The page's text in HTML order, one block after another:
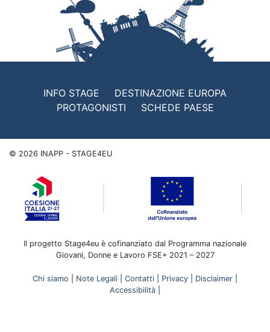
INFO STAGE
DESTINAZIONE EUROPA
PROTAGONISTI
SCHEDE PAESE
© 2026 INAPP - STAGE4EU
Il progetto Stage4eu è cofinanziato dal Programma nazionale
Giovani, Donne e Lavoro FSE+ 2021 – 2027
Chi siamo Note Legali Contatti Privacy Disclaimer
Accessibilità